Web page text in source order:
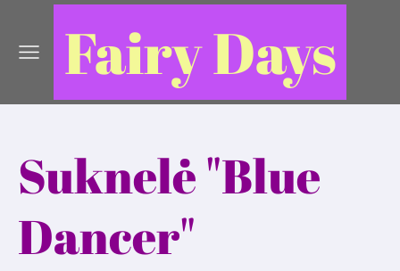
Fairy Days
Suknelė "Blue
Dancer"